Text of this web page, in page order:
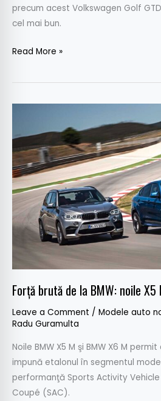
precum acest Volkswagen Golf
cel mai bun.
Read More »
Forţă brută de la BMW: noile X5
Leave a Comment / Modele auto
Radu Guramulta
Noile BMW X5 M şi BMW X6 M
impună etalonul în segmentul
performanţă Sports Activity
Coupé (SAC).
de
la
BMW:
noile
M
X6